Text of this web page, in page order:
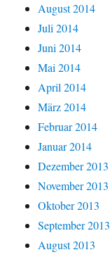
August 2014
Juli 2014
Juni 2014
Mai 2014
April 2014
März 2014
Februar 2014
Januar 2014
Dezember 2013
November 2013
Oktober 2013
September 2013
August 2013